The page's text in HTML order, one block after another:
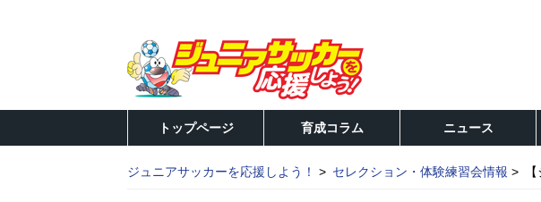
トップページ 育成コラム ニュース
ジュニアサッカーを応援しよう！ セレクション・体験練習会情報